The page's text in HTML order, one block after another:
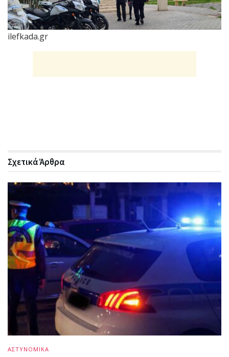
ilefkada.gr
ΣχετικάΆρθρα
ΑΣΤΥΝΟΜΙΚΑ